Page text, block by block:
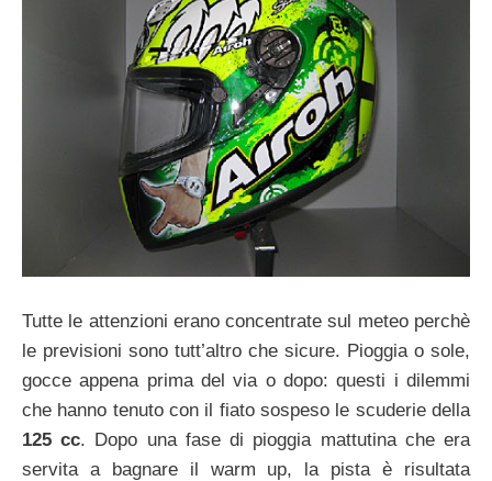
Tutte le attenzioni erano concentrate sul meteo perchè
le previsioni sono tutt’altro che sicure. Pioggia o sole,
gocce appena prima del via o dopo: questi i dilemmi
che hanno tenuto con il fiato sospeso le scuderie della
125 cc. Dopo una fase di pioggia mattutina che era
servita a bagnare il warm up, la pista è risultata